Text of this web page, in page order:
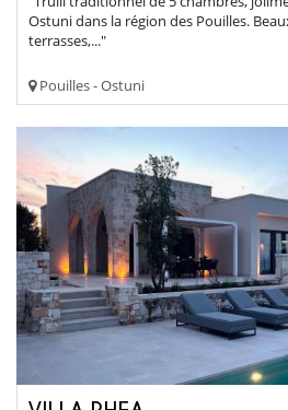
Ostuni dans la région des Pouilles.
terrasses,..."
Pouilles - Ostuni